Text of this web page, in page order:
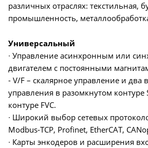
различных отраслях: текстильная,
промышленность,
Универсальный
∙ Управление асинхронным или
двигателем с постоянными
- V/F – скалярное управление и два
управления в разомкнутом контуре
контуре FVC.
∙ Широкий выбор сетевых
Modbus-TCP, Profinet, EtherCAT,
∙ Карты энкодеров и расширения